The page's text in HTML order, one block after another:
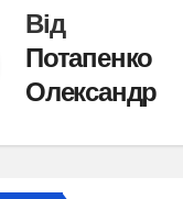
Від
Потапенко
Олександр